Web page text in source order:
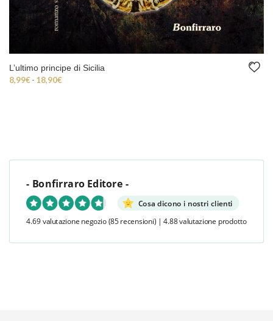
L’ultimo principe di Sicilia
8,99€- 18,90€
- Bonfirraro Editore -
Cosa dicono i nostri clienti
4.69 valutazione negozio (85 recensioni) | 4.88 valutazione prodotto